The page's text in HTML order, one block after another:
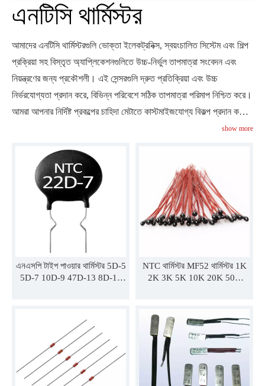
এনটিসি থার্মিস্টর
আমাদের এনটিসি থার্মিস্টরগুলি ভোক্তা ইলেকট্রনিক্স, স্বয়ংচালিত সিস্টেম এবং শিল্প
প্রক্রিয়া সহ বিস্তৃত অ্যাপ্লিকেশনগুলিতে উচ্চ-নির্ভুল তাপমাত্রা সংবেদন এবং
নিয়ন্ত্রণের জন্য প্রকৌশলী। এই সেন্সরগুলি দ্রুত প্রতিক্রিয়া এবং উচ্চ
নির্ভরযোগ্যতা প্রদান করে, বিভিন্ন পরিবেশে সঠিক তাপমাত্রা পরিমাপ নিশ্চিত করে।
আমরা আপনার নির্দিষ্ট প্রকল্পের চাহিদা মেটাতে কাস্টমাইজযোগ্য বিকল্প প্রদান করি।
আমাদের এনটিসি থার্মিস্টররা কীভাবে ব্যতিক্রমী নির্ভুলতা এবং কর্মক্ষমতা সহ আপনার
show more
এনএসপি টাইপ পাওয়ার থার্মিস্টর 5D-5
5D-7 10D-9 47D-13 8D-11
NTC থার্মিস্টর MF52 থার্মিস্টর 1K
2K 3K 5K 10K 20K 50K